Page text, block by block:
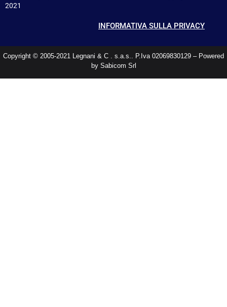
2021
INFORMATIVA SULLA PRIVACY
Copyright © 2005-2021 Legnani & C . s.a.s.. P.Iva 02069830129 – Powered
by Sabicom Srl